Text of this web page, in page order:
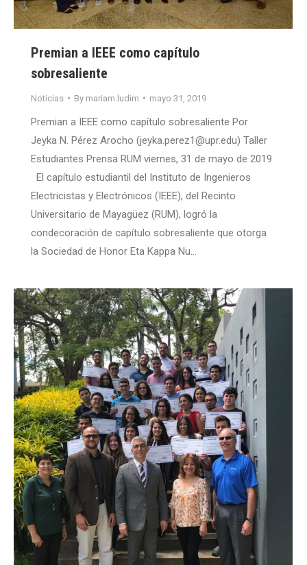
Premian a IEEE como capítulo
sobresaliente
Noticias By mariam.ludim mayo 31, 2019
Premian a IEEE como capítulo sobresaliente Por
Jeyka N. Pérez Arocho (jeyka.perez1@upr.edu) Taller
Estudiantes Prensa RUM viernes, 31 de mayo de 2019
El capítulo estudiantil del Instituto de Ingenieros
Electricistas y Electrónicos (IEEE), del Recinto
Universitario de Mayagüez (RUM), logró la
condecoración de capítulo sobresaliente que otorga
la Sociedad de Honor Eta Kappa Nu…